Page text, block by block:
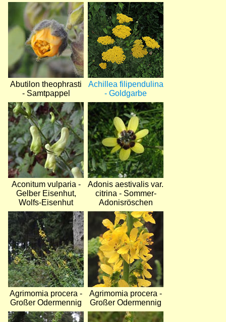
Abutilon theophrasti
- Samtpappel
Bild
Achillea filipendulina
- Goldgarbe
Bild
Aconitum vulparia -
Gelber Eisenhut,
Wolfs-Eisenhut
Bild
Adonis aestivalis var.
citrina - Sommer-
Adonisröschen
Bild
Agrimomia procera -
Großer Odermennig
Agrimomia procera -
Großer Odermennig
Bild
Bild